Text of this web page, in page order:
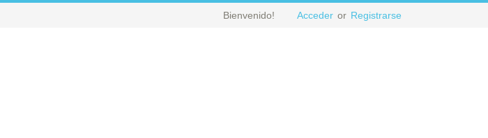
Bienvenido! Acceder or Registrarse